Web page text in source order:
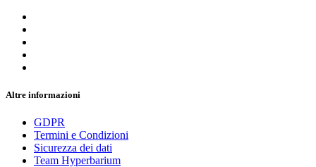
Altre informazioni
GDPR
Termini e Condizioni
Sicurezza dei dati
Team Hyperbarium